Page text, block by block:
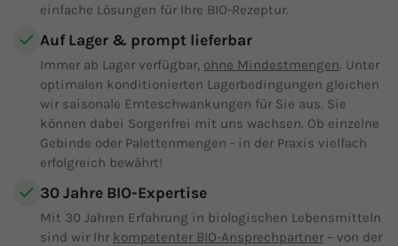
einfache Lösungen für Ihre BIO-Rezeptur.
Auf Lager & prompt lieferbar
Immer ab Lager verfügbar, ohne Mindestmengen. Unter
optimalen konditionierten Lagerbedingungen gleichen
wir saisonale Ernteschwankungen für Sie aus. Sie
können dabei Sorgenfrei mit uns wachsen. Ob einzelne
Gebinde oder Palettenmengen - in der Praxis vielfach
erfolgreich bewährt!
30 Jahre BIO-Expertise
Mit 30 Jahren Erfahrung in biologischen Lebensmitteln
sind wir Ihr kompetenter BIO-Ansprechpartner – von der